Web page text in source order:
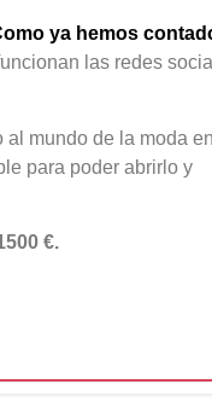
ya hemos
las redes
al mundo de la moda en
para poder abrirlo y
€.